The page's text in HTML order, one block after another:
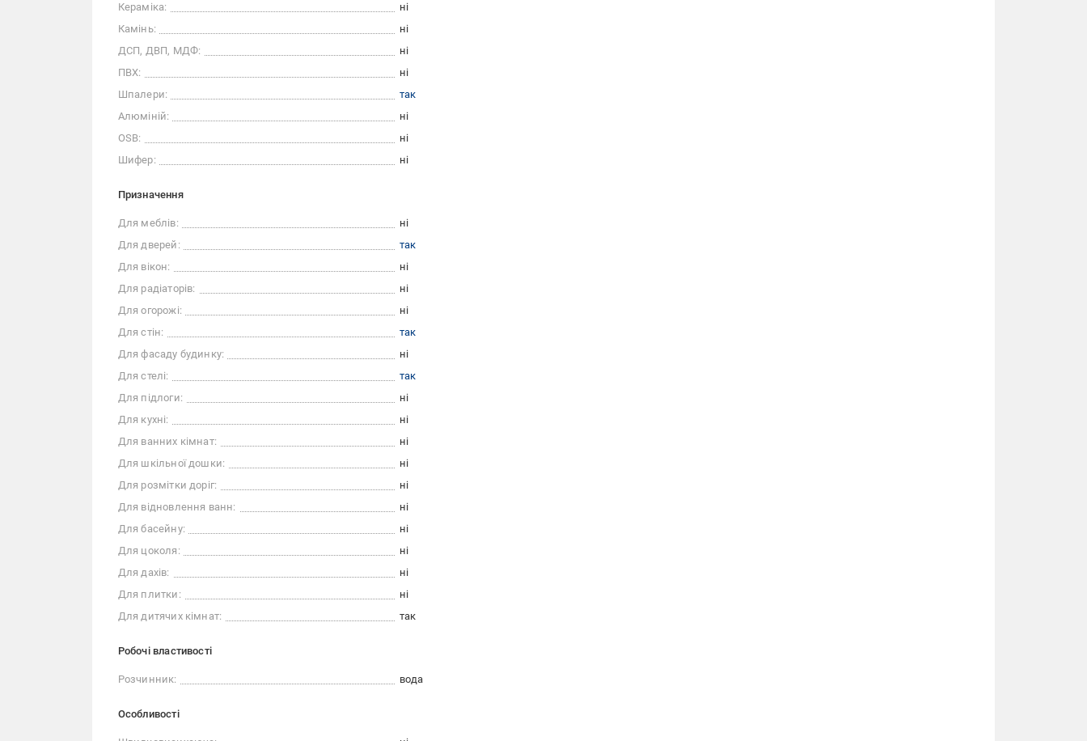
Кераміка:
ні
Камінь:
ні
ДСП, ДВП, МДФ:
ні
ПВХ:
ні
Шпалери:
так
Алюміній:
ні
OSB:
ні
Шифер:
ні
Призначення
Для меблів:
ні
Для дверей:
так
Для вікон:
ні
Для радіаторів:
ні
Для огорожі:
ні
Для стін:
так
Для фасаду будинку:
ні
Для стелі:
так
Для підлоги:
ні
Для кухні:
ні
Для ванних кімнат:
ні
Для шкільної дошки:
ні
Для розмітки доріг:
ні
Для відновлення ванн:
ні
Для басейну:
ні
Для цоколя:
ні
Для дахів:
ні
Для плитки:
ні
Для дитячих кімнат:
так
Робочі властивості
Розчинник: вода
Особливості